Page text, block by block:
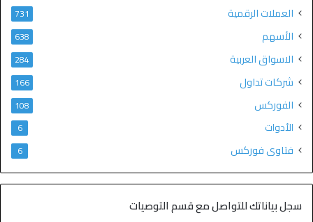
العملات الرقمية 731
الأسهم 638
الاسواق العربية 284
شركات تداول 166
الفوركس 108
الأدوات 6
فتاوى فوركس 6
سجل بياناتك للتواصل مع قسم التوصيات